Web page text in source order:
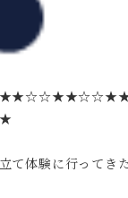
て体験に行ってき